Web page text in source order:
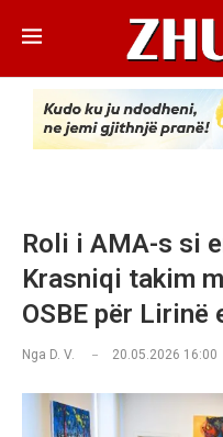
Roli i AMA-s si
Krasniqi takim
OSBE për Lirinë
Nga D. V. 20.05.2026 16:00